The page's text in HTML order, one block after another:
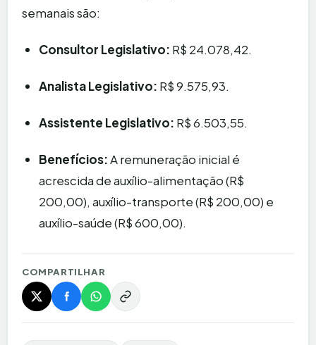
semanais são:
Consultor Legislativo: R$ 24.078,42.
Analista Legislativo: R$ 9.575,93.
Assistente Legislativo: R$ 6.503,55.
Benefícios:A remuneração inicial é
acrescida de auxílio-alimentação (R$
200,00), auxílio-transporte (R$ 200,00) e
auxílio-saúde (R$ 600,00).
COMPARTILHAR